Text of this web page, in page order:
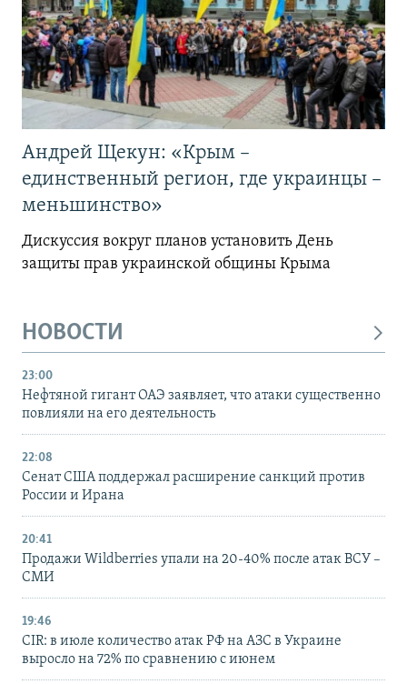
Андрей Щекун: «Крым –
единственный регион, где украинцы –
меньшинство»
Дискуссия вокруг планов установить День
защиты прав украинской общины Крыма
НОВОСТИ
23:00
Нефтяной гигант ОАЭ заявляет, что атаки существенно
повлияли на его деятельность
22:08
Сенат США поддержал расширение санкций против
России и Ирана
20:41
Продажи Wildberries упали на 20-40% после атак ВСУ –
СМИ
19:46
CIR: в июле количество атак РФ на АЗС в Украине
выросло на 72% по сравнению с июнем